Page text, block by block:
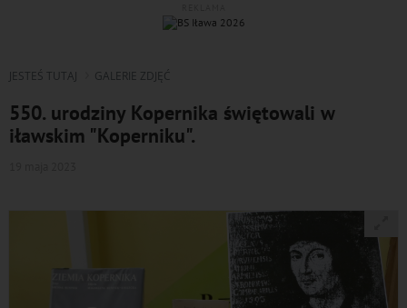
JESTEŚ TUTAJ GALERIE ZDJĘĆ
550. urodziny Kopernika świętowali w
iławskim "Koperniku".